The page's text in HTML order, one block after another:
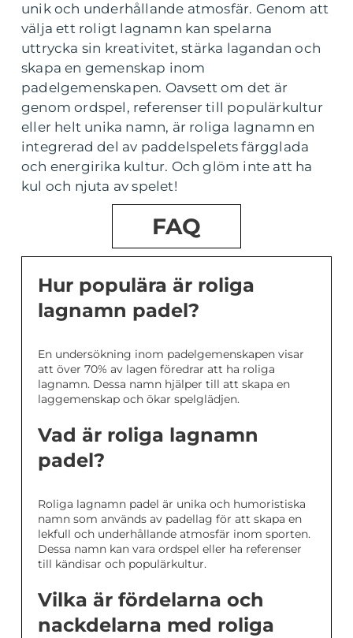
unik och underhållande atmosfär. Genom att
välja ett roligt lagnamn kan spelarna
uttrycka sin kreativitet, stärka lagandan och
skapa en gemenskap inom
padelgemenskapen. Oavsett om det är
genom ordspel, referenser till populärkultur
eller helt unika namn, är roliga lagnamn en
integrerad del av paddelspelets färgglada
och energirika kultur. Och glöm inte att ha
kul och njuta av spelet!
FAQ
Hur populära är roliga
lagnamn padel?
En undersökning inom padelgemenskapen visar
att över 70% av lagen föredrar att ha roliga
lagnamn. Dessa namn hjälper till att skapa en
laggemenskap och ökar spelglädjen.
Vad är roliga lagnamn
padel?
Roliga lagnamn padel är unika och humoristiska
namn som används av padellag för att skapa en
lekfull och underhållande atmosfär inom sporten.
Dessa namn kan vara ordspel eller ha referenser
till kändisar och populärkultur.
Vilka är fördelarna och
nackdelarna med roliga